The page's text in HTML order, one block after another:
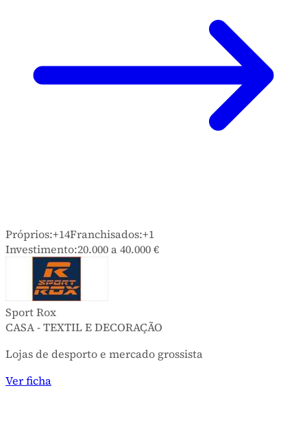
Próprios:+14Franchisados:+1
Investimento:20.000 a 40.000 €
Sport Rox
CASA - TEXTIL E DECORAÇÃO
Lojas de desporto e mercado grossista
Ver ficha